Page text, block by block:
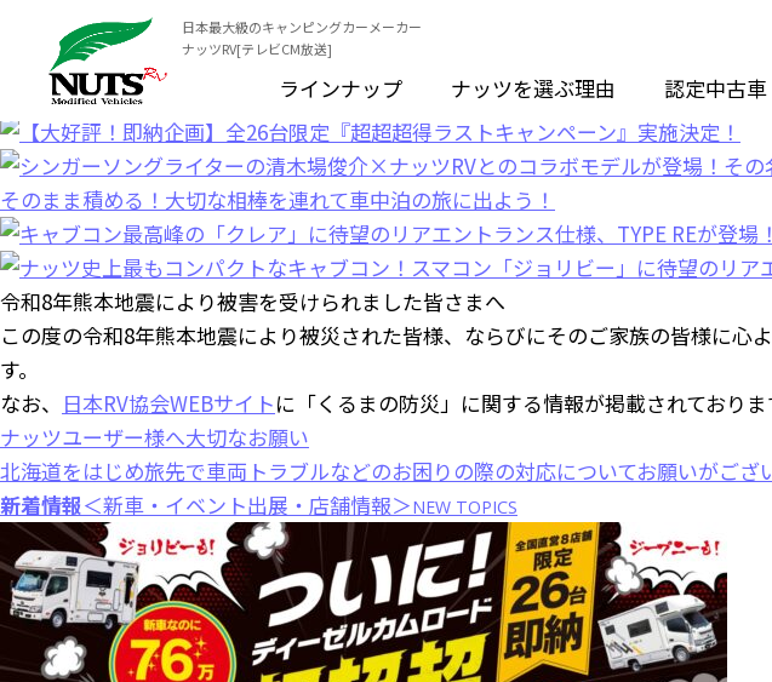
日本最大級のキャンピングカーメーカー
ナッツRV[テレビCM放送]
ラインナップ
ナッツを選ぶ理由 認定中古車
令和8年熊本地震により被害を受けられました皆さまへ
この度の令和8年熊本地震により被災された皆様、ならびにそのご家族の皆様に
す。
なお、 日本RV協会WEBサイトに「くるまの防災」に関する情報が掲載されており
ナッツユーザー様へ大切なお願い
北海道をはじめ旅先で車両トラブルなどのお困りの際の対応についてお願いがござ
新着情報＜新車・イベント出展・店舗情報＞NEW TOPICS